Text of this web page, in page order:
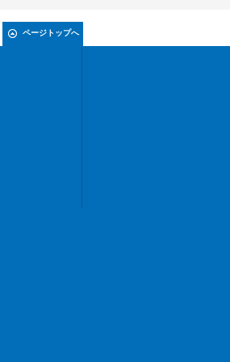
ページトップへ